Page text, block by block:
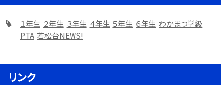
１年生 ２年生 ３年生 ４年生 ５年生 ６年生 わかまつ学級
PTA 若松台NEWS!
リンク